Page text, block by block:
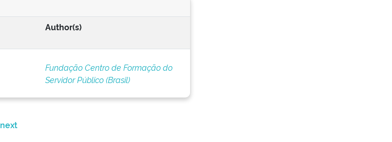
Author(s)
Fundação Centro de Formação do
Servidor Público (Brasil)
next